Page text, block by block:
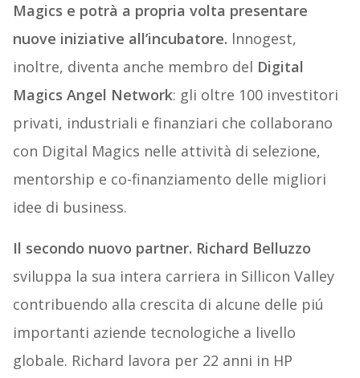
Magics e potrà a propria volta presentare
nuove iniziative all’incubatore. lnnogest,
inoltre, diventa anche membro del Digital
Magics Angel Network: gli oltre 100 investitori
privati, industriali e finanziari che collaborano
con Digital Magics nelle attività di selezione,
mentorship e co-finanziamento delle migliori
idee di business.
Il secondo nuovo partner. Richard Belluzzo
sviluppa la sua intera carriera in Sillicon Valley
contribuendo alla crescita di alcune delle piú
importanti aziende tecnologiche a livello
globale. Richard lavora per 22 anni in HP